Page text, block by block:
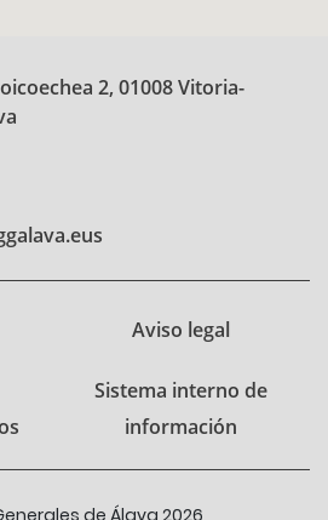
2, 01008 Vitoria-
Aviso legal
Sistema interno de
información